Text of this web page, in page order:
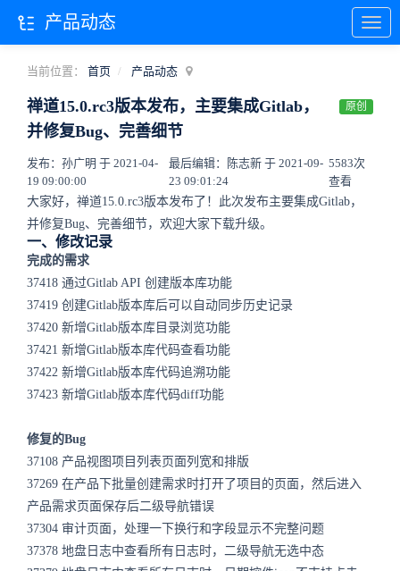
当前位置： 首页 产品动态
禅道15.0.rc3版本发布，主要集成Gitlab，
并修复Bug、完善细节
原创
发布：孙广明 于 2021-04-
19 09:00:00
最后编辑：陈志新 于 2021-09-
23 09:01:24
5583次
查看
大家好，禅道15.0.rc3版本发布了！此次发布主要集成Gitlab，
并修复Bug、完善细节，欢迎大家下载升级。
一、修改记录
完成的需求
37418 通过Gitlab API 创建版本库功能
37419 创建Gitlab版本库后可以自动同步历史记录
37420 新增Gitlab版本库目录浏览功能
37421 新增Gitlab版本库代码查看功能
37422 新增Gitlab版本库代码追溯功能
37423 新增Gitlab版本库代码diff功能
修复的Bug
37108 产品视图项目列表页面列宽和排版
37269 在产品下批量创建需求时打开了项目的页面，然后进入
产品需求页面保存后二级导航错误
37304 审计页面，处理一下换行和字段显示不完整问题
37378 地盘日志中查看所有日志时，二级导航无选中态
产品动态